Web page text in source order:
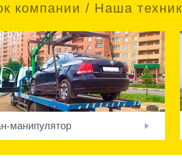
компании / Наша
манипулятор